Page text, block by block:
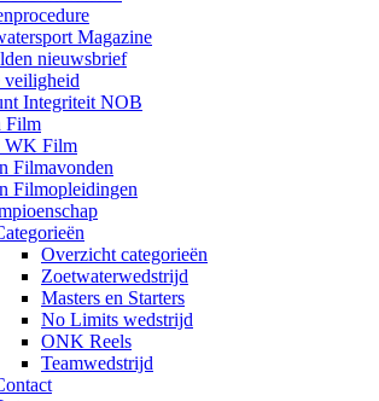
Magazine
nieuwsbrief
veiligheid
Integriteit NOB
Film
WK Film
Filmavonden
Filmopleidingen
Overzicht categorieën
Zoetwaterwedstrijd
Masters en Starters
No Limits wedstrijd
ONK Reels
Teamwedstrijd